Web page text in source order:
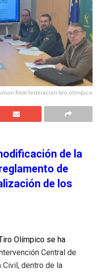
Real federacion tiro olimpico
de la
de
de los
Olímpico se ha
Central de
Civil, dentro de la